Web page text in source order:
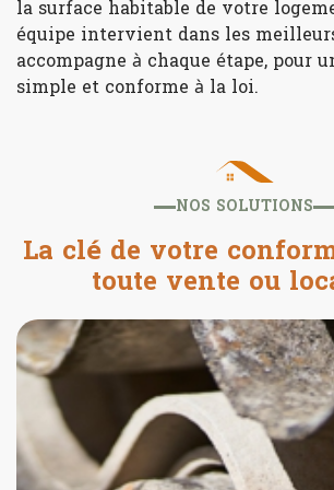
la surface habitable de votre
équipe intervient dans les
accompagne à chaque étape, pour
simple et conforme à la loi.
NOS SOLUTIONS
La clé de votre
toute vente ou